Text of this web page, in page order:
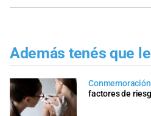
Además tenés que
factores de